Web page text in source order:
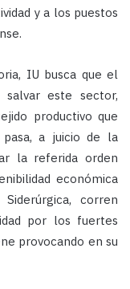
y a los puestos
IU busca que el
este sector,
productivo que
a juicio de la
la referida orden
económica
corren
por los fuertes
provocando en su